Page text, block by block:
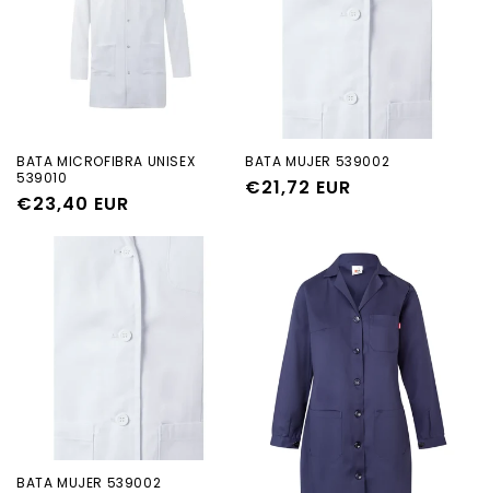
BATA MICROFIBRA UNISEX
539010
Precio
€23,40 EUR
BATA MUJER 539002
Precio
€21,72 EUR
BATA MUJER 539002